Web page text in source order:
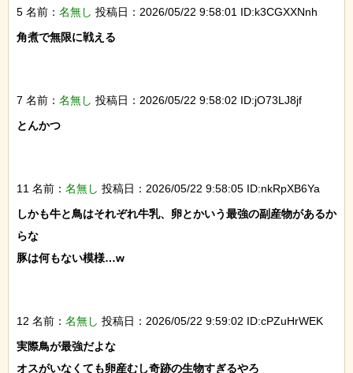
5 名前： 名無し 投稿日：2026/05/22 9:58:01 ID:k3CGXXNnh
角煮で無限に戦える
7 名前： 名無し 投稿日：2026/05/22 9:58:02 ID:jO73LJ8jf
とんかつ
11 名前： 名無し 投稿日：2026/05/22 9:58:05 ID:nkRpXB6Ya
しかも牛と鳥はそれぞれ牛乳、卵とかいう最強の副産物があるか
らな
豚は何もない模様…w
12 名前： 名無し 投稿日：2026/05/22 9:59:02 ID:cPZuHrWEK
実際鳥が最強だよな
オスがいなくても卵産むし奇跡の生物すぎるやろ